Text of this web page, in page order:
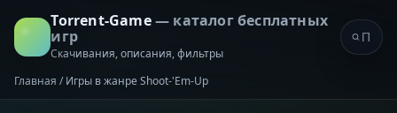
Torrent-Game— каталог бесплатных
игр
Скачивания, описания, фильтры
Главная / Игры в жанре Shoot-'Em-Up